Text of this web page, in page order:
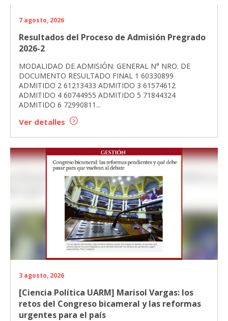
7 agosto, 2026
Resultados del Proceso de Admisión Pregrado
2026-2
MODALIDAD DE ADMISIÓN: GENERAL N° NRO. DE
DOCUMENTO RESULTADO FINAL 1 60330899
ADMITIDO 2 61213433 ADMITIDO 3 61574612
ADMITIDO 4 60744955 ADMITIDO 5 71844324
ADMITIDO 6 72990811...
Ver detalles
3 agosto, 2026
[Ciencia Política UARM] Marisol Vargas: los
retos del Congreso bicameral y las reformas
urgentes para el país